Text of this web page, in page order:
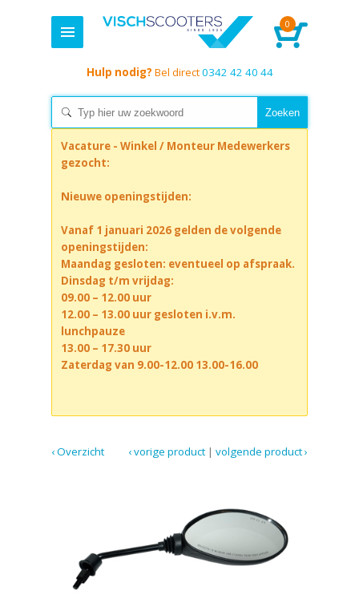
0
Hulp nodig? Bel direct0342 42 40 44
Vacature - Winkel / Monteur Medewerkers
gezocht:
Nieuwe openingstijden:
Vanaf 1 januari 2026 gelden de volgende
openingstijden:
Maandag gesloten: eventueel op afspraak.
Dinsdag t/m vrijdag:
09.00 – 12.00 uur
12.00 – 13.00 uur gesloten i.v.m.
lunchpauze
13.00 – 17.30 uur
Zaterdag van 9.00-12.00 13.00-16.00
‹ Overzicht volgende product ›
|
‹ vorige product